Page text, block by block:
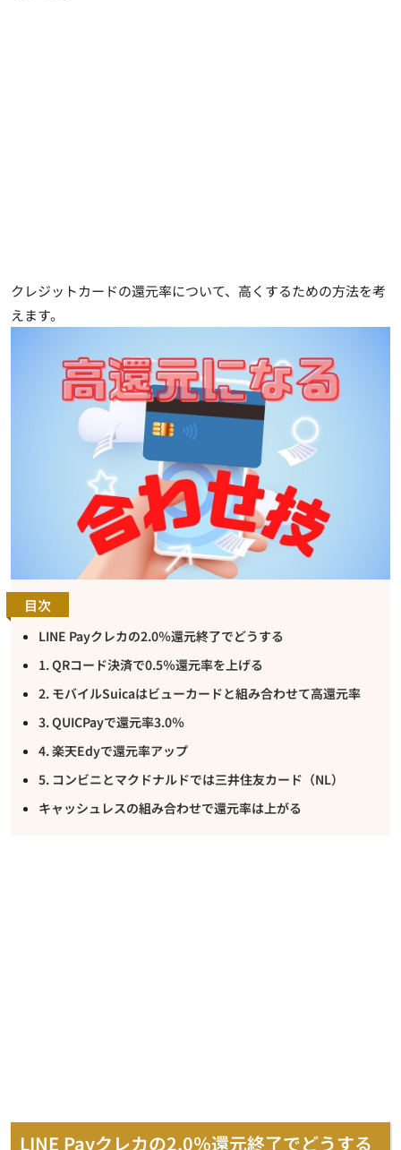
クレジットカードの還元率について、高くするための方法を考
えます。
目次
LINE Payクレカの2.0％還元終了でどうする
1. QRコード決済で0.5％還元率を上げる
2. モバイルSuicaはビューカードと組み合わせて高還元率
3. QUICPayで還元率3.0％
4. 楽天Edyで還元率アップ
5. コンビニとマクドナルドでは三井住友カード（NL）
キャッシュレスの組み合わせで還元率は上がる
LINE Payクレカの2.0％還元終了でどうする